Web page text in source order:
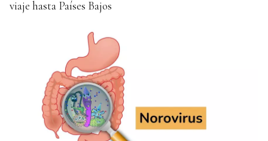
viaje hasta Países Bajos